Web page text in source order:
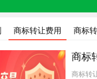
商标转让费用 商标
商标
商标转